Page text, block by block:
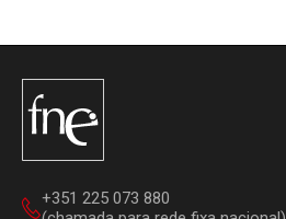
+351 225 073 880